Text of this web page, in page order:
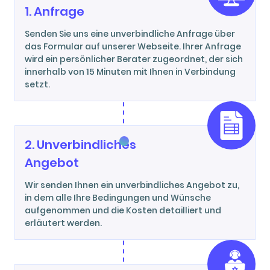
Plagiatsprüfung durch und senden Ihnen
kostenlos einen Bericht zusammen mit dem
fertigen Text zu.
1. Anfrage
Senden Sie uns eine unverbindliche Anfrage über
das Formular auf unserer Webseite. Ihrer Anfrage
wird ein persönlicher Berater zugeordnet, der sich
innerhalb von 15 Minuten mit Ihnen in Verbindung
setzt.
2. Unverbindliches
Angebot
Wir senden Ihnen ein unverbindliches Angebot zu,
in dem alle Ihre Bedingungen und Wünsche
aufgenommen und die Kosten detailliert und
erläutert werden.